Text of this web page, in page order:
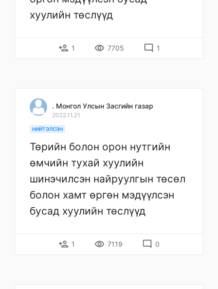
хуулийн төслүүд
person_add 1 remove_red_eye 7705 mode_comment 1
. Монгол Улсын Засгийн газар
2022.11.21
НИЙТЭЛСЭН
Төрийн болон орон нутгийн
өмчийн тухай хуулийн
шинэчилсэн найруулгын төсөл
болон хамт өргөн мэдүүлсэн
бусад хуулийн төслүүд
person_add 1 remove_red_eye 7119 mode_comment 0